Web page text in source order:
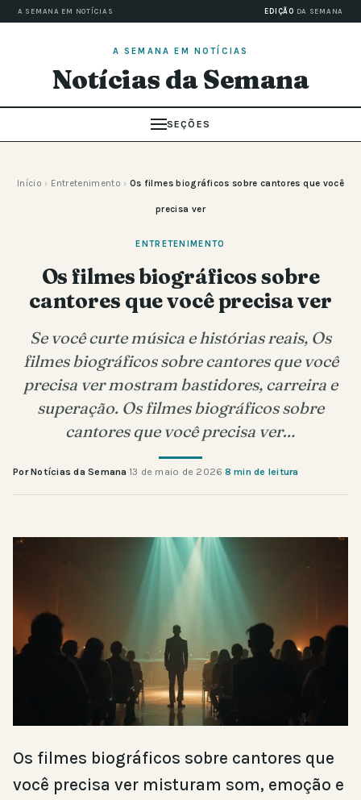
A SEMANA EM NOTÍCIAS EDIÇÃO DA SEMANA
A SEMANA EM NOTÍCIAS
Notícias da Semana
SEÇÕES
Início › Entretenimento › Os filmes biográficos sobre cantores que você
precisa ver
ENTRETENIMENTO
Os filmes biográficos sobre
cantores que você precisa ver
Se você curte música e histórias reais, Os
filmes biográficos sobre cantores que você
precisa ver mostram bastidores, carreira e
superação. Os filmes biográficos sobre
cantores que você precisa ver…
Por Notícias da Semana·13 de maio de 2026·8 min de leitura
Os filmes biográficos sobre cantores que
você precisa ver misturam som, emoção e